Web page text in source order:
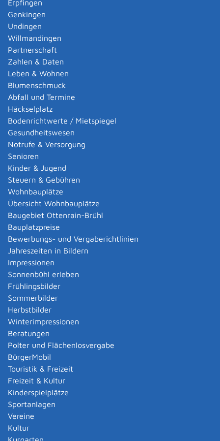
Erpfingen
Genkingen
Undingen
Willmandingen
Partnerschaft
Zahlen & Daten
Leben & Wohnen
Blumenschmuck
Abfall und Termine
Häckselplatz
Bodenrichtwerte / Mietspiegel
Gesundheitswesen
Notrufe & Versorgung
Senioren
Kinder & Jugend
Steuern & Gebühren
Wohnbauplätze
Übersicht Wohnbauplätze
Baugebiet Ottenrain-Brühl
Bauplatzpreise
Bewerbungs- und Vergaberichtlinien
Jahreszeiten in Bildern
Impressionen
Sonnenbühl erleben
Frühlingsbilder
Sommerbilder
Herbstbilder
Winterimpressionen
Beratungen
Polter und Flächenlosvergabe
BürgerMobil
Touristik & Freizeit
Freizeit & Kultur
Kinderspielplätze
Sportanlagen
Vereine
Kultur
europäischen Industrieemissions-Richtlinie, der Störfall-
Verordnung oder dem Bergrecht unterliegen):
Die Abteilungen 5, Umwelt der jeweils örtlich
zuständigen Regierungspräsidien sind die zuständigen
Immissionsschutzbehörden für Betriebsgelände, auf
denen
mindestens eine Anlage, die in Spalte d des
Anhangs 1 der Verordnung über
genehmigungsbedürftige Anlagen mit dem
Buchstabe E gekennzeichnet ist,
mindestens ein Betriebsbereich nach § 3 Absatz 5a
Bundes-Immissionsschutzgesetz (Störfallbetrieb),
mindestens eine Anlage, die nach § 60 Abs. 3 Satz
1 Nr. 2 oder Nr. 3 des Wasserhaushaltsgesetzes
genehmigungsbedürftig ist oder
mindestens eine Deponie nach Artikel 10 in
Verbindung mit Anhang I der Richtlinie 2010/75/EU
des Europäischen Parlaments und des Rates vom
24. November 2010 über Industrieemissionen
(integrierte Vermeidung und Verminderung der
Umweltverschmutzung) in der jeweils geltenden
Fassung
vorhanden ist oder errichtet werden soll.
Die Abteilung 9, Landesamt für Geologie, Rohstoffe
und Bergbau des Regierungspräsidiums Freiburg ist
darüber hinaus die landesweit zuständige
Immissionsschutzbehörde für
Betriebsgelände einschließlich der darauf
befindlichen Anlagen und Tätigkeiten, die der
Bergaufsicht unterliegen,
Betriebsgelände mit Seilschwebebahnen und
Standseilbahnen, die dem Personenverkehr dienen,
Betriebsgelände mit Gashochdruckleitungen, die als
Energieanlagen im Sinne des
Energiewirtschaftsgesetzes der Versorgung mit Gas
dienen und die für einen maximal zulässigen